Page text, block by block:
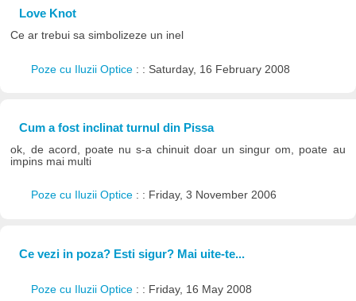
Love Knot
Ce ar trebui sa simbolizeze un inel
Poze cu Iluzii Optice : : Saturday, 16 February 2008
Cum a fost inclinat turnul din Pissa
ok, de acord, poate nu s-a chinuit doar un singur om, poate au
impins mai multi
Poze cu Iluzii Optice : : Friday, 3 November 2006
Ce vezi in poza? Esti sigur? Mai uite-te...
Poze cu Iluzii Optice : : Friday, 16 May 2008